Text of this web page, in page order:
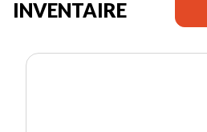
INVENTAIRE